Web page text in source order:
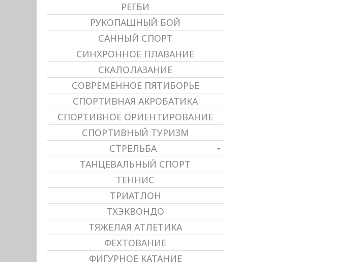
РЕГБИ
РУКОПАШНЫЙ БОЙ
САННЫЙ СПОРТ
СИНХРОННОЕ ПЛАВАНИЕ
СКАЛОЛАЗАНИЕ
СОВРЕМЕННОЕ ПЯТИБОРЬЕ
СПОРТИВНАЯ АКРОБАТИКА
СПОРТИВНОЕ ОРИЕНТИРОВАНИЕ
СПОРТИВНЫЙ ТУРИЗМ
СТРЕЛЬБА
ТАНЦЕВАЛЬНЫЙ СПОРТ
ТЕННИС
ТРИАТЛОН
ТХЭКВОНДО
ТЯЖЕЛАЯ АТЛЕТИКА
ФЕХТОВАНИЕ
ФИГУРНОЕ КАТАНИЕ